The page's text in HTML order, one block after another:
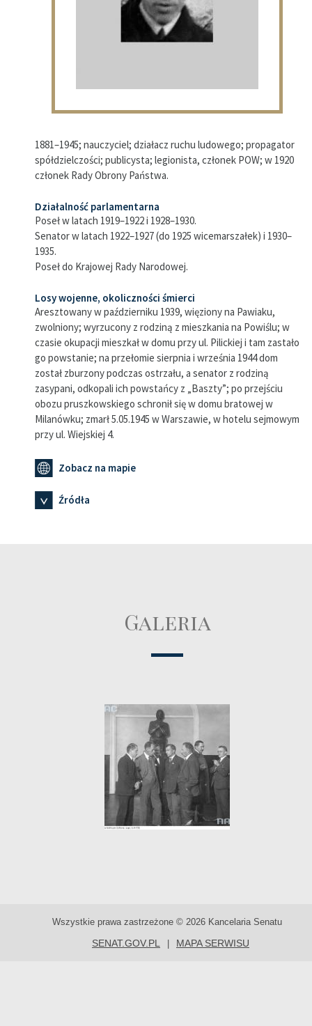
1881–1945; nauczyciel; działacz ruchu ludowego; propagator
spółdzielczości; publicysta; legionista, członek POW; w 1920
członek Rady Obrony Państwa.
Działalność parlamentarna
Poseł w latach 1919–1922 i 1928–1930.
Senator w latach 1922–1927 (do 1925 wicemarszałek) i 1930–
1935.
Poseł do Krajowej Rady Narodowej.
Losy wojenne, okoliczności śmierci
Aresztowany w październiku 1939, więziony na Pawiaku,
zwolniony; wyrzucony z rodziną z mieszkania na Powiślu; w
czasie okupacji mieszkał w domu przy ul. Pilickiej i tam zastało
go powstanie; na przełomie sierpnia i września 1944 dom
został zburzony podczas ostrzału, a senator z rodziną
zasypani, odkopali ich powstańcy z „Baszty”; po przejściu
obozu pruszkowskiego schronił się w domu bratowej w
Milanówku; zmarł 5.05.1945 w Warszawie, w hotelu sejmowym
przy ul. Wiejskiej 4.
Zobacz na mapie
Źródła
Galeria
Wszystkie prawa zastrzeżone © 2026 Kancelaria Senatu
SENAT.GOV.PL MAPA SERWISU